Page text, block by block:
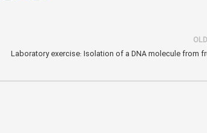
Laboratory exercise: Isolation of a DNA molecule from